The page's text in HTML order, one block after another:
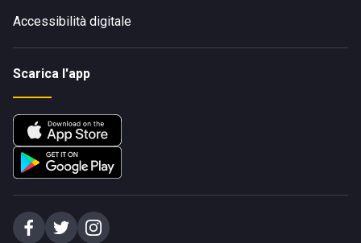
Accessibilità digitale
Scarica l'app